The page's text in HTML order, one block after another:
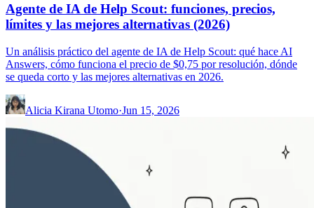
Agente de IA de Help Scout: funciones, precios,
límites y las mejores alternativas (2026)
Un análisis práctico del agente de IA de Help Scout: qué hace AI
Answers, cómo funciona el precio de $0,75 por resolución, dónde
se queda corto y las mejores alternativas en 2026.
Alicia Kirana Utomo·Jun 15, 2026